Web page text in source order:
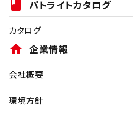
book パトライトカタログ
カタログ
home 企業情報
会社概要
環境方針